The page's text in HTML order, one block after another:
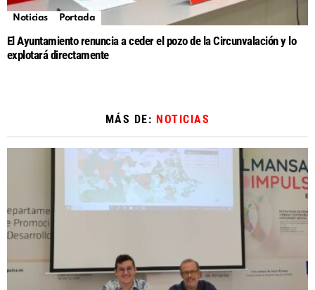
Noticias Portada
El Ayuntamiento renuncia a ceder el pozo de la Circunvalación y lo
explotará directamente
MÁS DE: NOTICIAS